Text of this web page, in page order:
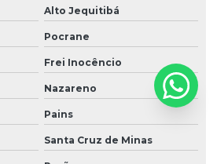
Alto Jequitibá
Pocrane
Frei Inocêncio
Nazareno
Pains
Santa Cruz de Minas